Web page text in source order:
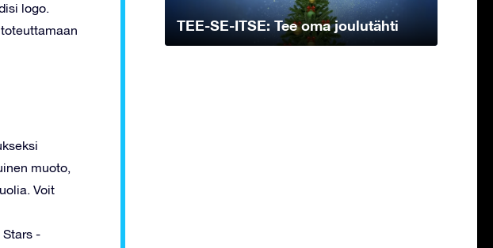
logo.
muoto,
Voit
-
TEE-SE-ITSE: Tee oma joulutähti